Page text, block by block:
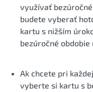
využívať
budete vyberať
kartu s nižším
bezúročné obdobie
Ak chcete pri
vyberte si kartu s